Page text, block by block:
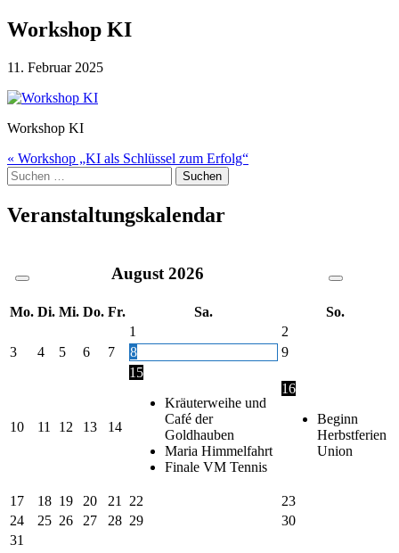
Workshop KI
11. Februar 2025
Workshop KI
Beitragsnavigation
« Workshop „KI als Schlüssel zum Erfolg“
Suche
nach:
Veranstaltungskalendar
August 2026
Mo. Di. Mi. Do. Fr. Sa.
So.
1
2
3
4 5 6 7 8 9
10 11 12 13 14
15
Kräuterweihe und
Café der
Goldhauben
Maria Himmelfahrt
Finale VM Tennis
16
Beginn
Herbstferien
Union
17 18 19 20 21 22
23
24
25 26 27 28 29
30
31